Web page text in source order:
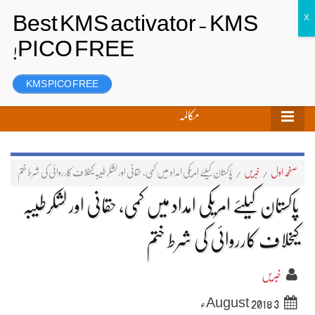
رجسٹر
مکالمہ
صفحہ اول / خبریں / پاکستان کیلئے امریکی امداد میں کمی، حقانی اور لشکرطیبہ کیخلاف کارروائی کی شرط ختم
پاکستان کیلئے امریکی امداد میں کمی، حقانی اور لشکرطیبہ
کیخلاف کارروائی کی شرط ختم
خبریں
3 August 2018ء
KMS PICO FREE